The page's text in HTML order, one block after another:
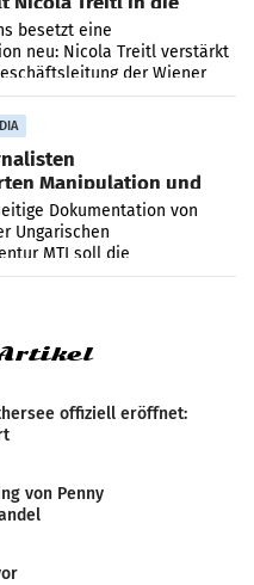
besetzt eine
neu: Nicola Treitl verstärkt
der Wiener
Seite von Josef Kalina und
Manipulation und
Dokumentation von
Ungarischen
MTI soll die
Manipulation und
offiziell eröffnet:
von Penny